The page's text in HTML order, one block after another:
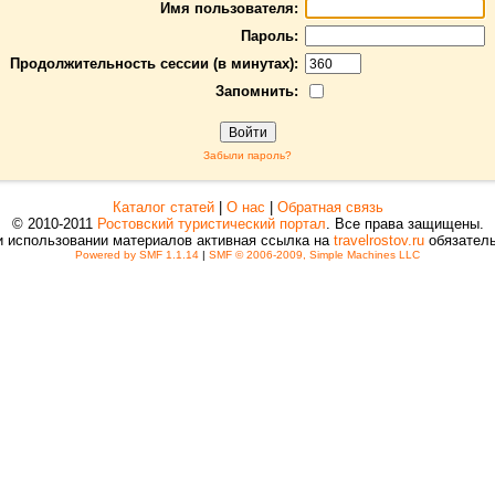
Имя пользователя:
Пароль:
Продолжительность сессии (в минутах):
Запомнить:
Забыли пароль?
Каталог статей| О нас | Обратная связь
© 2010-2011 Ростовский туристический портал . Все права защищены.
использовании материалов активная ссылка на travelrostov.ru
Powered by SMF 1.1.14 | SMF © 2006-2009, Simple Machines LLC